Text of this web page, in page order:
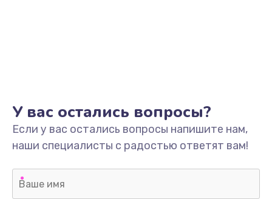
У вас остались вопросы?
Если у вас остались вопросы напишите нам,
наши специалисты с радостью ответят вам!